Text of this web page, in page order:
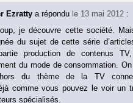
Ezrattya répondu le 13 mai 2012 :
je découvre cette société.
du sujet de cette série
production de contenus
du mode de consommation.
hors du thème de la TV
comme vous pouvez le voir un
spécialisés.